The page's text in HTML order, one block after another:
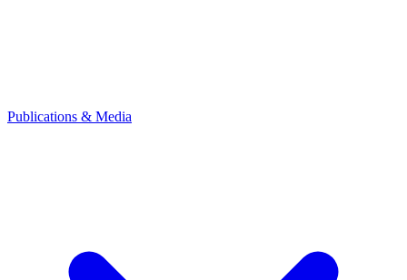
Publications & Media